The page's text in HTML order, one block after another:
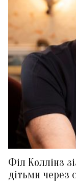
Філ Коллінз
дітьми через